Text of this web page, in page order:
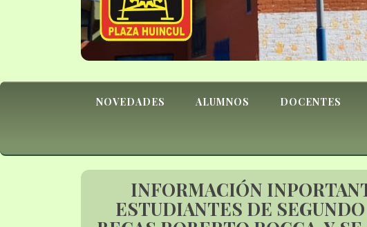
NOVEDADES ALUMNOS DOCENTES
INFORMACIÓN
ESTUDIANTES DE SEGUNDO